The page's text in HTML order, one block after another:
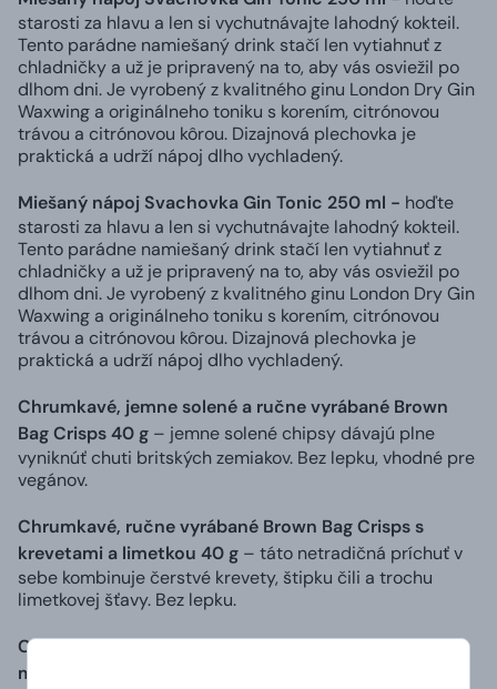
starosti za hlavu a len si vychutnávajte lahodný kokteil.
Tento parádne namiešaný drink stačí len vytiahnuť z
chladničky a už je pripravený na to, aby vás osviežil po
dlhom dni. Je vyrobený z kvalitného ginu London Dry Gin
Waxwing a originálneho toniku s korením, citrónovou
trávou a citrónovou kôrou. Dizajnová plechovka je
praktická a udrží nápoj dlho vychladený.
Miešaný nápoj Svachovka Gin Tonic 250 ml - hoďte
starosti za hlavu a len si vychutnávajte lahodný kokteil.
Tento parádne namiešaný drink stačí len vytiahnuť z
chladničky a už je pripravený na to, aby vás osviežil po
dlhom dni. Je vyrobený z kvalitného ginu London Dry Gin
Waxwing a originálneho toniku s korením, citrónovou
trávou a citrónovou kôrou. Dizajnová plechovka je
praktická a udrží nápoj dlho vychladený.
Chrumkavé, jemne solené a ručne vyrábané Brown
Bag Crisps 40 g – jemne solené chipsy dávajú plne
vyniknúť chuti britských zemiakov. Bez lepku, vhodné pre
vegánov.
Chrumkavé, ručne vyrábané Brown Bag Crisps s
krevetami a limetkou 40 g – táto netradičná príchuť v
sebe kombinuje čerstvé krevety, štipku čili a trochu
limetkovej šťavy. Bez lepku.
Chrumkavé, ručne vyrábané Brown Bag Crisps s
morskou soľou a octom 40 g